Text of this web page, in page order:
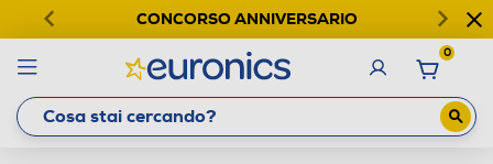
CONCORSO ANNIVERSARIO
0